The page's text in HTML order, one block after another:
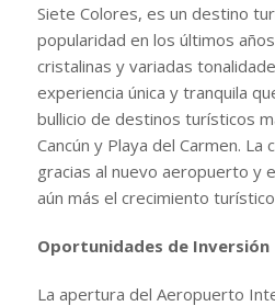
Siete Colores, es un destino
popularidad en los últimos
cristalinas y variadas
experiencia única y tranquila
bullicio de destinos turísticos
Cancún y Playa del Carmen.
gracias al nuevo aeropuerto y
aún más el crecimiento
Oportunidades de Inversión
La apertura del Aeropuerto